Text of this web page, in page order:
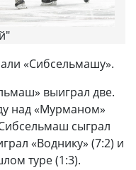
«Сибсельмашу».
выиграл две.
над «Мурманом»
сыграл
«Воднику» (7:2) и
туре (1:3).